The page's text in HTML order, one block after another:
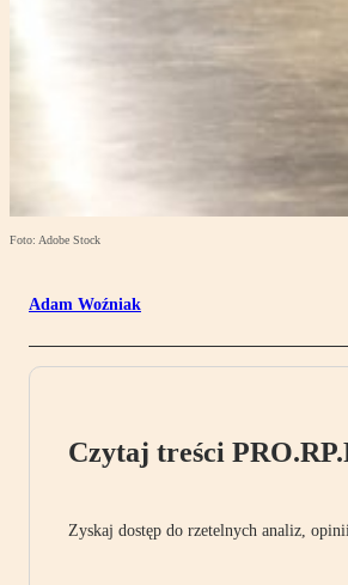
Foto: Adobe Stock
Adam Woźniak
Czytaj treści
Zyskaj dostęp do rzetelnych analiz,